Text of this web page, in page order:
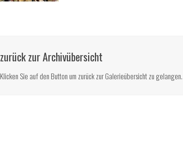
zurück zur Archivübersicht
Klicken Sie auf den Button um zurück zur Galerieübersicht zu gelangen.